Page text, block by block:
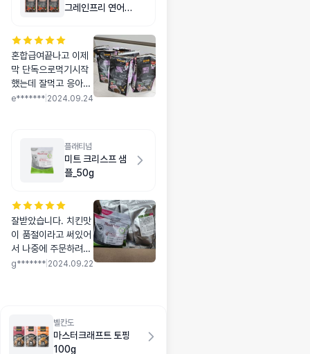
그레인프리 연어
혼합급여끝나고 이제
막 단독으로먹기시작
했는데 잘먹고 응아도
예쁘게 잘싸요! 조금더
톡톡으로 성분 다알려
주셔서 믿고 급여할수
있을것같아요 효과있
습니다❤️
e******* 2024.09.24
플래티넘
미트 크리스프 샘
플_50g
잘받았습니다. 치킨맛
이 품절이라고 써있어
서 나중에 주문하려다
가 소분되어있는 100
다. 닭가슴살 한덩이
도 다 먹으면 토하는
입짧은 냥이라서 1.5
g******* 2024.09.22
벨칸도
마스터크래프트 토핑
100g